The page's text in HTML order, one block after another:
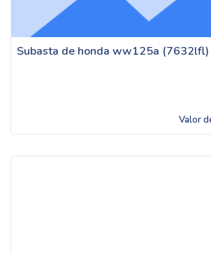
Subasta de honda ww125a (7632lfl)
Valor